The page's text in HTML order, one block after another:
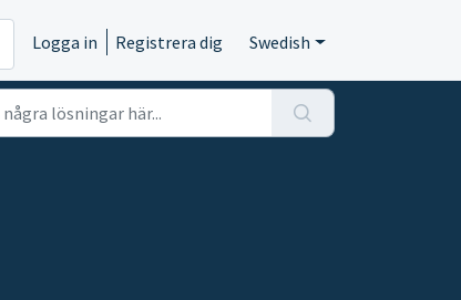
Logga in Registrera dig Swedish